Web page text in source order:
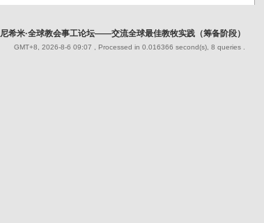
尼希米·全球教会事工论坛——交流全球最佳教牧实践（筹备阶段）
GMT+8, 2026-8-6 09:07 , Processed in 0.016366 second(s), 8 queries .